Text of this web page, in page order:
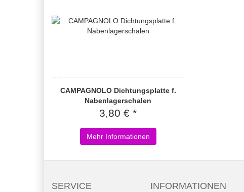
CAMPAGNOLO Dichtungsplatte f.
Nabenlagerschalen
3,80 € *
Mehr Informationen
SERVICE INFORMATIONEN